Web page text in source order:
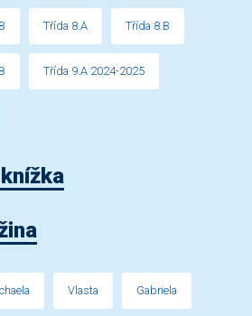
Třída 8.A Třída 8.B
Třída 9.A 2024-2025
Vlasta Gabriela